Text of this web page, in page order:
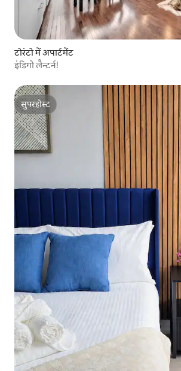
टोरंटो में अपार्टमेंट
इंडिगो लैन्टर्न!
सुपरहोस्ट
सुपरहोस्ट